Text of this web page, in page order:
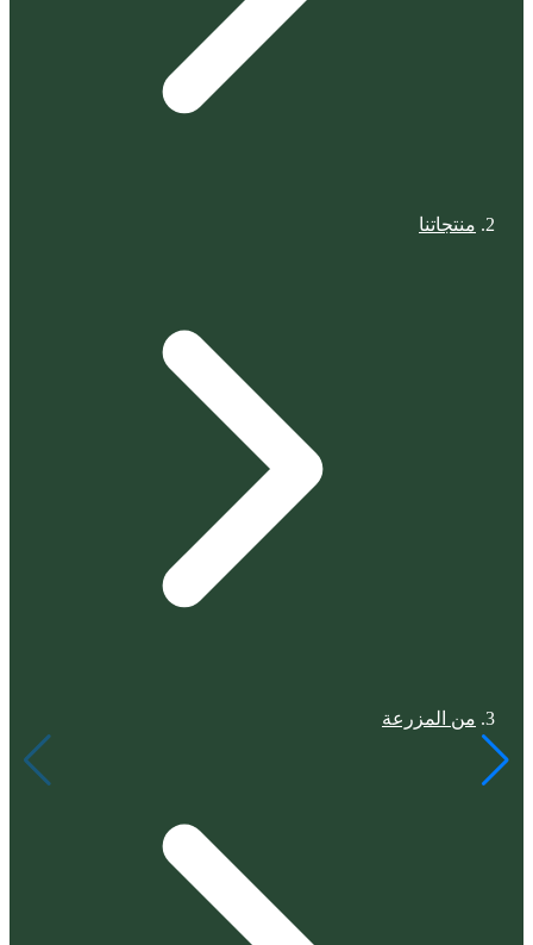
منتجاتنا
من المزرعة